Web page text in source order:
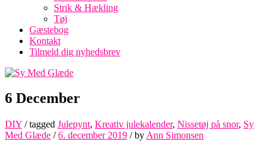
Strik & Hækling
Tøj
Gæstebog
Kontakt
Tilmeld dig nyhedsbrev
6 December
DIY / tagged Julepynt, Kreativ julekalender, Nissetøj på snor, Sy
Med Glæde /6. december 2019 /by Ann Simonsen